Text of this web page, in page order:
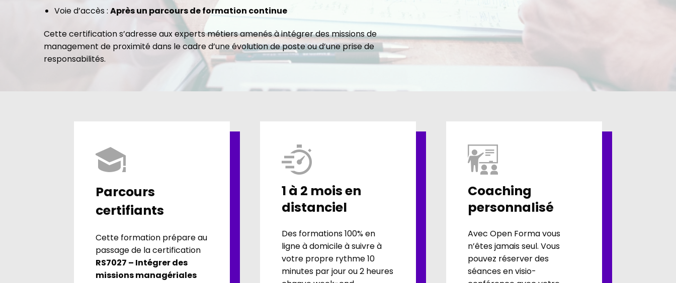
Voie d’accès : Après un parcours de formation continue
Cette certification s’adresse aux experts métiers amenés à intégrer des missions de
management de proximité dans le cadre d’une évolution de poste ou d’une prise de
responsabilités.
Parcours
certifiants
Cette formation prépare au
passage de la certification
RS7027 – Intégrer des
missions managériales
1 à 2 mois en
distanciel
Des formations 100% en
ligne à domicile à suivre à
votre propre rythme 10
minutes par jour ou 2 heures
Coaching
personnalisé
Avec Open Forma vous
n’êtes jamais seul. Vous
pouvez réserver des
séances en visio-